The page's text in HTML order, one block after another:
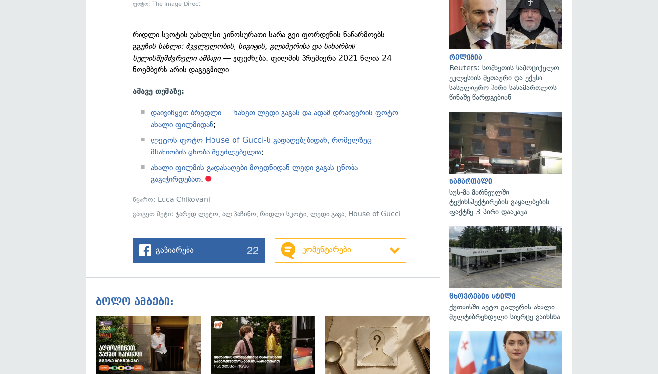
ფოტო: The Image Direct
რიდლი სკოტის უახლესი კინოსურათი სარა გეი ფორდენის ნაწარმოებს —
გგუჩის სახლი: მკვლელობის, სიგიჟის, გლამურისა და სიხარბის
სულისშემძვრელი ამბავი— ეფუძნება. ფილმის პრემიერა 2021 წლის 24
ნოემბერს არის დაგეგმილი.
ამავე თემაზე:
დაივიწყეთ ბრედლი — ნახეთ ლედი გაგას და ადამ დრაივერის ფოტო
ახალი ფილმიდან;
ლეტოს ფოტო House of Gucci-ს გადაღებებიდან, რომელზეც
მსახიობის ცნობა შეუძლებელია;
ახალი ფილმის გადასაღები მოედნიდან ლედი გაგას ცნობა
გაგიჭირდებათ.
წყარო: Luca Chikovani
გაიგეთ მეტი:ჯარედ ლეტო,ალ პაჩინო,რიდლი სკოტი,ლედი გაგა, House of Gucci
გაზიარება 22 კომენტარები
ბოლო ამბები:
რელიგია
Reuters: სომხეთის სამოციქულო
ეკლესიის მეთაური და ექვსი
სასულიერო პირი სასამართლოს
წინაშე წარდგებიან
სამართალი
სუს-მა მარნეულში
ტექინსპექტირების გაყალბების
ფაქტზე 3 პირი დააკავა
ცხოვრების სტილი
ქუთაისში ავტო გალერის ახალი
მულტიბრენდული სივრცე გაიხსნა